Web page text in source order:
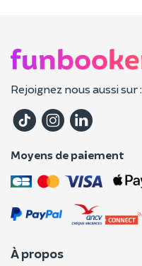
Rejoignez nous aussi sur :
Moyens de paiement
À propos